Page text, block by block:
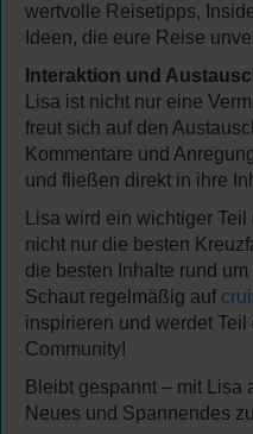
wertvolle Reisetipps,
Ideen, die eure Reise
Interaktion und
Lisa ist nicht nur eine
freut sich auf den
Kommentare und
und fließen direkt in ihre
Lisa wird ein wichtiger
nicht nur die besten
die besten Inhalte rund
Schaut regelmäßig auf
inspirieren und werdet
Community!
Bleibt gespannt – mit Lisa
Neues und Spannendes